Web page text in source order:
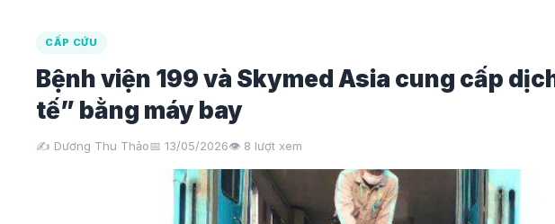
CẤP CỨU
Bệnh viện 199 và Skymed Asia cung cấp
tế” bằng máy bay
✍️ Dương Thu Thảo📅 13/05/2026👁️ 8 lượt xem